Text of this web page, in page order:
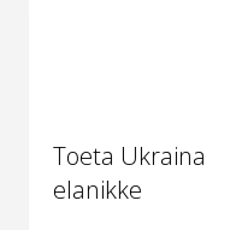
Toeta Ukraina
elanikke